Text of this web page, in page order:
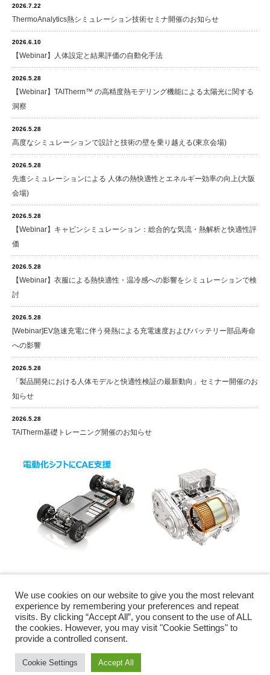
2026.7.22
ThermoAnalytics熱シミュレーション技術セミナ開催のお知らせ
2026.6.10
【Webinar】人体設定と結果評価の自動化手法
2026.5.28
【Webinar】TAITherm™ の高精度熱モデリング機能による太陽光に関する
洞察
2026.5.28
高度なシミュレーションで設計と技術の壁を乗り越える(東京会場)
2026.5.28
先進シミュレーションによる 人体の熱快適性とエネルギー効率の向上(大阪
会場)
2026.5.28
【Webinar】キャビンシミュレーション：総合的な気流・熱解析と快適性評
価
2026.5.28
【Webinar】衣服による熱快適性・温冷感への影響をシミュレーションで検
討
2026.5.28
[Webinar]EV急速充電に伴う発熱による充電速度およびバッテリー部品寿命
への影響
2026.5.28
「製品開発における人体モデルと快適性検証の最新動向」セミナー開催のお
知らせ
2026.5.28
TAITherm基礎トレーニング開催のお知らせ
TwitterFacebook
Copyright ©EThermo株式会社
We use cookies on our website to give you the most relevant
experience by remembering your preferences and repeat
visits. By clicking “Accept All”, you consent to the use of ALL
the cookies. However, you may visit "Cookie Settings" to
provide a controlled consent.
Cookie Settings Accept All